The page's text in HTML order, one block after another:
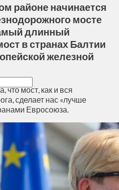
районе начинается
мосте
длинный
в странах Балтии
железной
мост, как и вся
сделает нас «лучше
Евросоюза.